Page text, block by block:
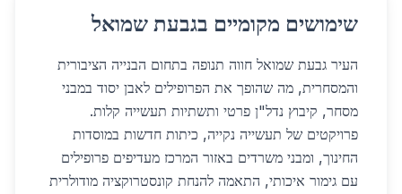
שימושים מקומיים בגבעת שמואל
העיר גבעת שמואל חווה תנופה בתחום הבנייה הציבורית
והמסחרית, מה שהופך את הפרופילים לאבן יסוד במבני
מסחר, קיבוץ נדל"ן פרטי ותשתיות תעשייה קלות.
פרויקטים של תעשייה נקייה, כיתות חדשות במוסדות
החינוך, ומבני משרדים באזור המרכז מעדיפים פרופילים
עם גימור איכותי, התאמה להנחת קונסטרוקציה מודולרית